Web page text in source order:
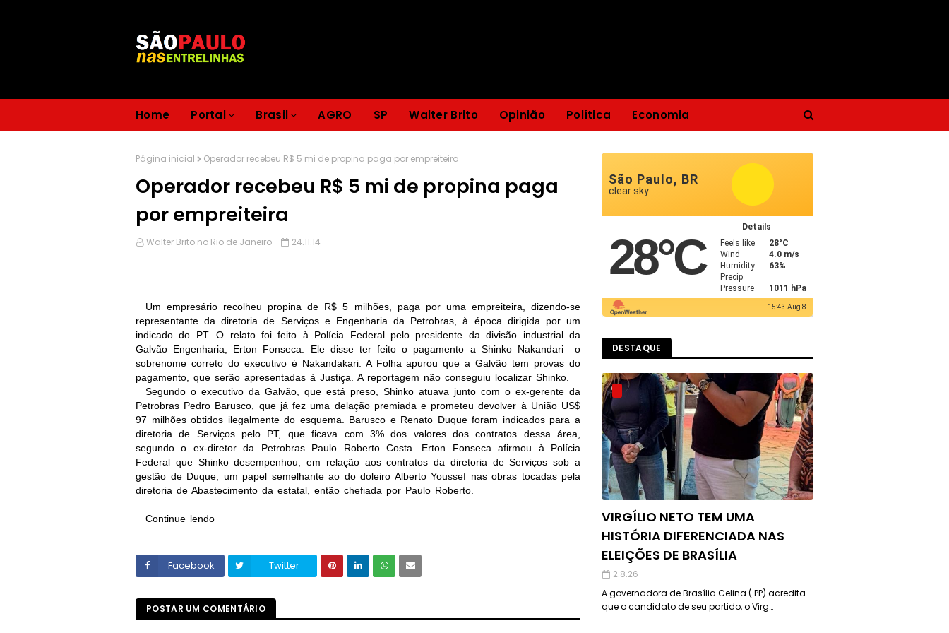
Home Portal Brasil AGRO SP Walter Brito Opinião Política Economia
Página inicial Operador recebeu R$ 5 mi de propina paga por empreiteira
Operador recebeu R$ 5 mi de propina paga
por empreiteira
Walter Brito no Rio de Janeiro 24.11.14
Um empresário recolheu propina de R$ 5 milhões, paga por uma empreiteira, dizendo-se
representante da diretoria de Serviços e Engenharia da Petrobras, à época dirigida por um
indicado do PT. O relato foi feito à Polícia Federal pelo presidente da divisão industrial da
Galvão Engenharia, Erton Fonseca. Ele disse ter feito o pagamento a Shinko Nakandari –o
sobrenome correto do executivo é Nakandakari. A Folha apurou que a Galvão tem provas do
pagamento, que serão apresentadas à Justiça. A reportagem não conseguiu localizar Shinko.
Segundo o executivo da Galvão, que está preso, Shinko atuava junto com o ex-gerente da
Petrobras Pedro Barusco, que já fez uma delação premiada e prometeu devolver à União US$
97 milhões obtidos ilegalmente do esquema. Barusco e Renato Duque foram indicados para a
diretoria de Serviços pelo PT, que ficava com 3% dos valores dos contratos dessa área,
segundo o ex-diretor da Petrobras Paulo Roberto Costa. Erton Fonseca afirmou à Polícia
Federal que Shinko desempenhou, em relação aos contratos da diretoria de Serviços sob a
gestão de Duque, um papel semelhante ao do doleiro Alberto Youssef nas obras tocadas pela
diretoria de Abastecimento da estatal, então chefiada por Paulo Roberto.
Continue lendo
Facebook Twitter
POSTAR UM COMENTÁRIO
São Paulo, BR
clear sky
28°C
Details
Feels like
28°C
Wind
4.0 m/s
Humidity
63%
Precip
Pressure
1011 hPa
15:43 Aug 8
DESTAQUE
VIRGÍLIO NETO TEM UMA
HISTÓRIA DIFERENCIADA NAS
ELEIÇÕES DE BRASÍLIA
2.8.26
A governadora de Brasília Celina ( PP) acredita
que o candidato de seu partido, o Virg…